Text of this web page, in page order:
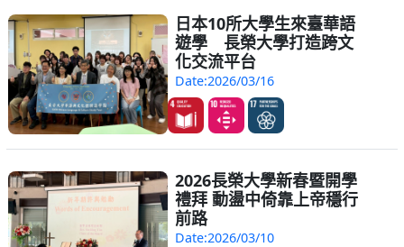
日本10所大學生來臺華語
遊學 長榮大學打造跨文
化交流平台
Date:2026/03/16
2026長榮大學新春暨開學
禮拜 動盪中倚靠上帝穩行
前路
Date:2026/03/10